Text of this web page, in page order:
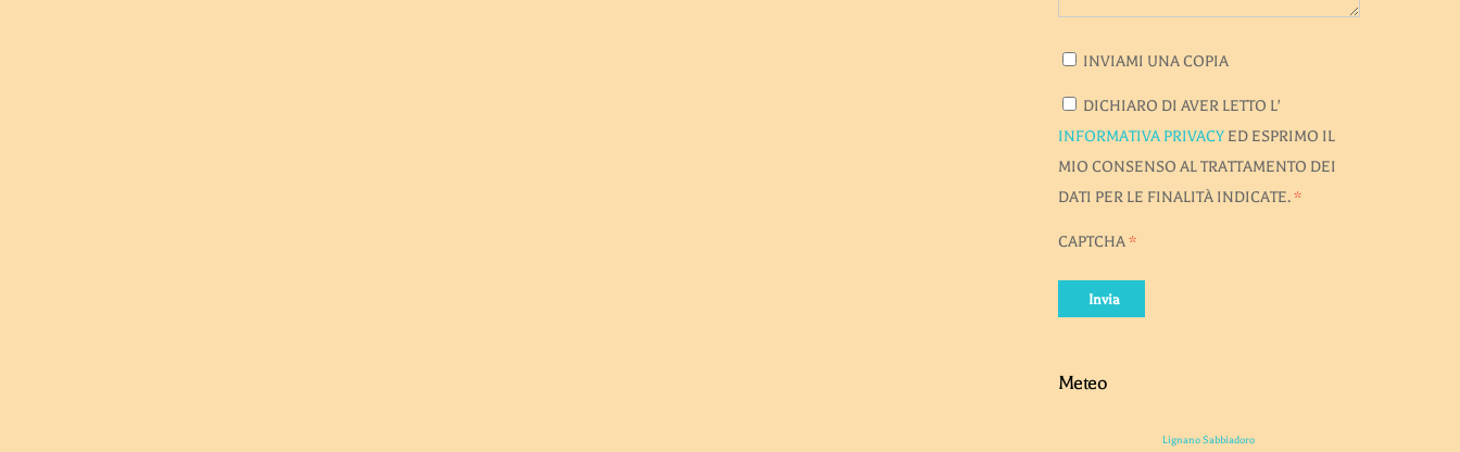
INVIAMI UNA COPIA
DICHIARO DI AVER LETTO L'
INFORMATIVA PRIVACYED ESPRIMO IL
MIO CONSENSO AL TRATTAMENTO DEI
DATI PER LE FINALITÀ INDICATE.*
CAPTCHA*
Invia
Meteo
Lignano Sabbiadoro